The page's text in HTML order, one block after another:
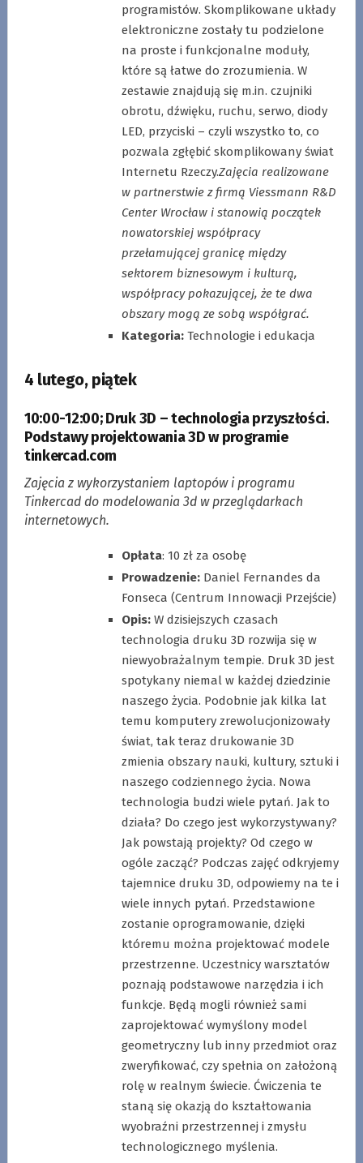
programistów. Skomplikowane układy
elektroniczne zostały tu podzielone
na proste i funkcjonalne moduły,
które są łatwe do zrozumienia. W
zestawie znajdują się m.in. czujniki
obrotu, dźwięku, ruchu, serwo, diody
LED, przyciski – czyli wszystko to, co
pozwala zgłębić skomplikowany świat
Internetu Rzeczy.Zajęcia realizowane
w partnerstwie z firmą Viessmann R&D
Center Wrocław i stanowią początek
nowatorskiej współpracy
przełamującej granicę między
sektorem biznesowym i kulturą,
współpracy pokazującej, że te dwa
obszary mogą ze sobą współgrać.
Kategoria:Technologie i edukacja
4 lutego, piątek
10:00-12:00;Druk 3D – technologia przyszłości.
Podstawy projektowania 3D w programie
tinkercad.com
Zajęcia z wykorzystaniem laptopów i programu
Tinkercad do modelowania 3d w przeglądarkach
internetowych.
Opłata: 10 zł za osobę
Prowadzenie:Daniel Fernandes da
Fonseca (Centrum Innowacji Przejście)
Opis:W dzisiejszych czasach
technologia druku 3D rozwija się w
niewyobrażalnym tempie. Druk 3D jest
spotykany niemal w każdej dziedzinie
naszego życia. Podobnie jak kilka lat
temu komputery zrewolucjonizowały
świat, tak teraz drukowanie 3D
zmienia obszary nauki, kultury, sztuki i
naszego codziennego życia. Nowa
technologia budzi wiele pytań. Jak to
działa? Do czego jest wykorzystywany?
Jak powstają projekty? Od czego w
ogóle zacząć? Podczas zajęć odkryjemy
tajemnice druku 3D, odpowiemy na te i
wiele innych pytań. Przedstawione
zostanie oprogramowanie, dzięki
któremu można projektować modele
przestrzenne. Uczestnicy warsztatów
poznają podstawowe narzędzia i ich
funkcje. Będą mogli również sami
zaprojektować wymyślony model
geometryczny lub inny przedmiot oraz
zweryfikować, czy spełnia on założoną
rolę w realnym świecie. Ćwiczenia te
staną się okazją do kształtowania
wyobraźni przestrzennej i zmysłu
technologicznego myślenia.